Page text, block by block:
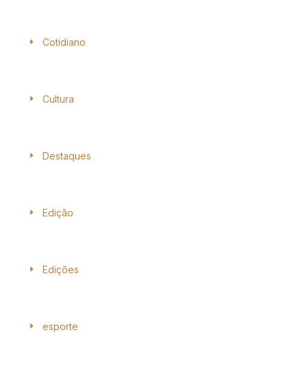
Cotidiano
Cultura
Destaques
Edição
Edições
esporte